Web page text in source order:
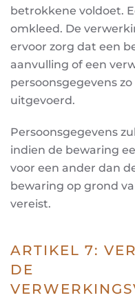
betrokkene voldoet.
omkleed. De
ervoor zorg dat een
aanvulling of een
persoonsgegevens zo
uitgevoerd.
Persoonsgegevens
indien de bewaring
voor een ander dan
bewaring op grond
vereist.
ARTIKEL 7:
DE